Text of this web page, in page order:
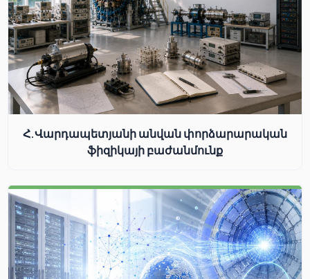
Հ.Վարդապետյանի անվան փորձարարական
ֆիզիկայի բաժանմունք